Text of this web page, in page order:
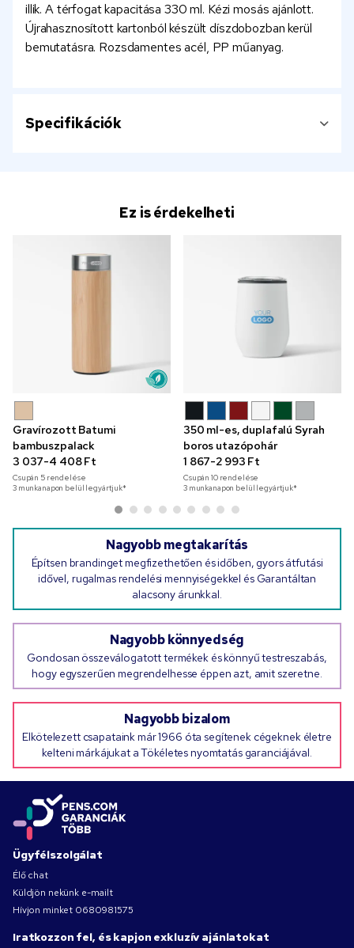
illik. A térfogat kapacitása 330 ml. Kézi mosás ajánlott.
Újrahasznosított kartonból készült díszdobozban kerül
bemutatásra. Rozsdamentes acél, PP műanyag.
Specifikációk
Ez is érdekelheti
Gravírozott Batumi
bambuszpalack
3 037-4 408 Ft
Csupán 5rendelése
3 munkanapon belül legyártjuk*
350 ml-es, duplafalú Syrah
boros utazópohár
1 867-2 993 Ft
Csupán10rendelése
3 munkanapon belül legyártjuk*
Nagyobb megtakarítás
Építsen brandinget megfizethetően és időben, gyors átfutási
idővel, rugalmas rendelési mennyiségekkel és Garantáltan
alacsony árunkkal.
Nagyobb könnyedség
Gondosan összeválogatott termékek és könnyű testreszabás,
hogy egyszerűen megrendelhesse éppen azt, amit szeretne.
Nagyobb bizalom
Elkötelezett csapataink már 1966 óta segítenek cégeknek életre
kelteni márkájukat a Tökéletes nyomtatás garanciájával.
Ügyfélszolgálat
Élő chat
Küldjön nekünk e-mailt
Hívjon minket 0680981575
Iratkozzon fel, és kapjon exkluzív ajánlatokat